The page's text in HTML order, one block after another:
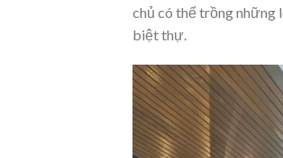
chủ có thể trồng những
biệt thự.